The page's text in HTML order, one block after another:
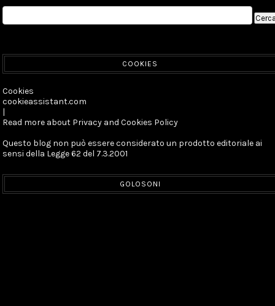
COOKIES
Cookies
cookieassistant.com
|
Read more about Privacy and Cookies Policy
Questo blog non può essere considerato un prodotto editoriale ai
sensi della Legge 62 del 7.3.2001
GOLOSONI